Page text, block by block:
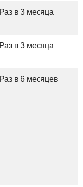
Раз в 3 месяца
Раз в 3 месяца
Раз в 6 месяцев